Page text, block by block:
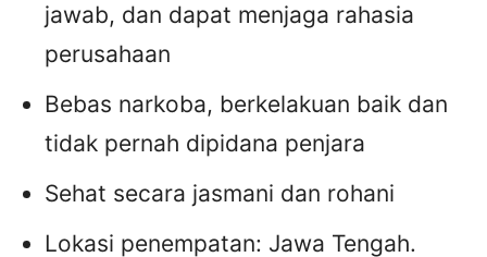
jawab, dan dapat menjaga rahasia
perusahaan
Bebas narkoba, berkelakuan baik dan
tidak pernah dipidana penjara
Sehat secara jasmani dan rohani
Lokasi penempatan: Jawa Tengah.